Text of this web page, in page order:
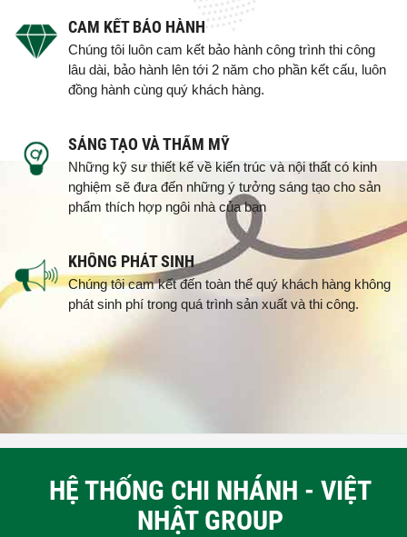
CAM KẾT BẢO HÀNH
Chúng tôi luôn cam kết bảo hành công trình thi công
lâu dài, bảo hành lên tới 2 năm cho phần kết cấu, luôn
đồng hành cùng quý khách hàng.
SÁNG TẠO VÀ THẨM MỸ
Những kỹ sư thiết kế về kiến trúc và nội thất có kinh
nghiệm sẽ đưa đến những ý tưởng sáng tạo cho sản
phẩm thích hợp ngôi nhà của bạn
KHÔNG PHÁT SINH
Chúng tôi cam kết đến toàn thể quý khách hàng không
phát sinh phí trong quá trình sản xuất và thi công.
HỆ THỐNG CHI NHÁNH - VIỆT
NHẬT GROUP